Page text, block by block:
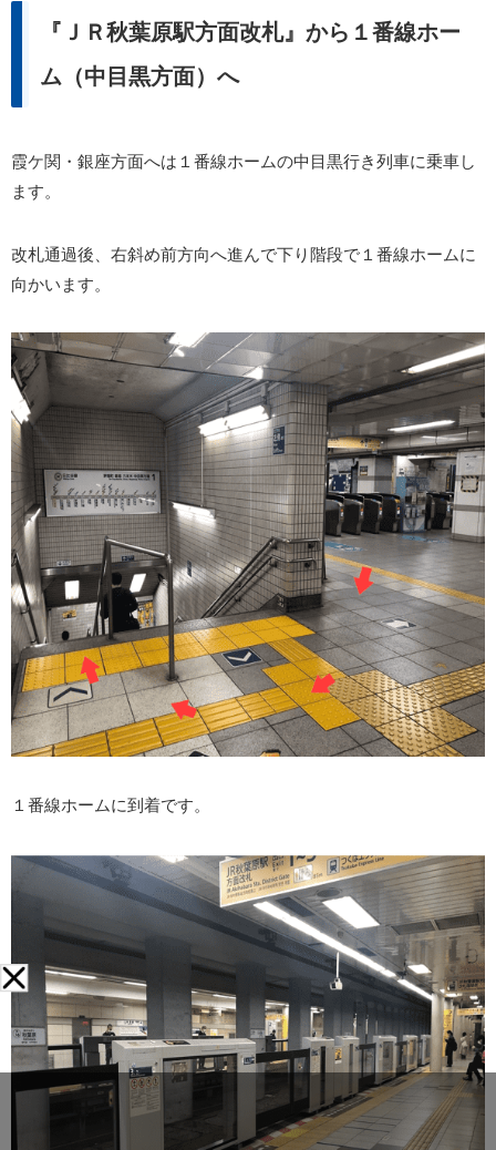
『ＪＲ秋葉原駅方面改札』から１番線ホー
ム（中目黒方面）へ
霞ケ関・銀座方面へは１番線ホームの中目黒行き列車に乗車し
ます。
改札通過後、右斜め前方向へ進んで下り階段で１番線ホームに
向かいます。
１番線ホームに到着です。